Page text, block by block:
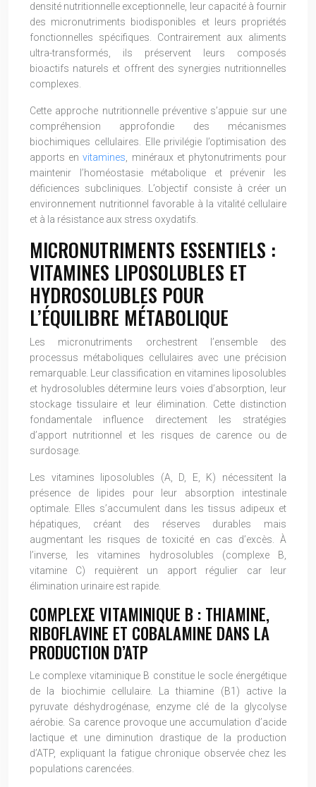
densité nutritionnelle exceptionnelle, leur capacité à fournir
des micronutriments biodisponibles et leurs propriétés
fonctionnelles spécifiques. Contrairement aux aliments
ultra-transformés, ils préservent leurs composés
bioactifs naturels et offrent des synergies nutritionnelles
complexes.
Cette approche nutritionnelle préventive s’appuie sur une
compréhension approfondie des mécanismes
biochimiques cellulaires. Elle privilégie l’optimisation des
apports envitamines , minéraux et phytonutriments pour
maintenir l’homéostasie métabolique et prévenir les
déficiences subcliniques. L’objectif consiste à créer un
environnement nutritionnel favorable à la vitalité cellulaire
et à la résistance aux stress oxydatifs.
MICRONUTRIMENTS ESSENTIELS :
VITAMINES LIPOSOLUBLES ET
HYDROSOLUBLES POUR
L’ÉQUILIBRE MÉTABOLIQUE
Les micronutriments orchestrent l’ensemble des
processus métaboliques cellulaires avec une précision
remarquable. Leur classification en vitamines liposolubles
et hydrosolubles détermine leurs voies d’absorption, leur
stockage tissulaire et leur élimination. Cette distinction
fondamentale influence directement les stratégies
d’apport nutritionnel et les risques de carence ou de
surdosage.
Les vitamines liposolubles (A, D, E, K) nécessitent la
présence de lipides pour leur absorption intestinale
optimale. Elles s’accumulent dans les tissus adipeux et
hépatiques, créant des réserves durables mais
augmentant les risques de toxicité en cas d’excès. À
l’inverse, les vitamines hydrosolubles (complexe B,
vitamine C) requièrent un apport régulier car leur
élimination urinaire est rapide.
COMPLEXE VITAMINIQUE B : THIAMINE,
RIBOFLAVINE ET COBALAMINE DANS LA
PRODUCTION D’ATP
Le complexe vitaminique B constitue le socle énergétique
de la biochimie cellulaire. La thiamine (B1) active la
pyruvate déshydrogénase, enzyme clé de la glycolyse
aérobie. Sa carence provoque une accumulation d’acide
lactique et une diminution drastique de la production
d’ATP, expliquant la fatigue chronique observée chez les
populations carencées.